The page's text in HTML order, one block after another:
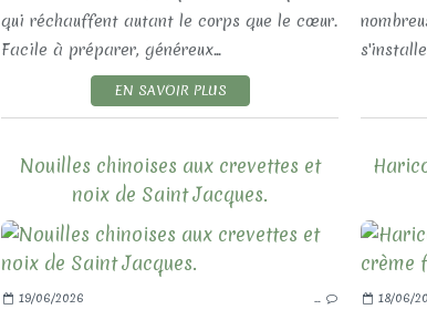
qui réchauffent autant le corps que le cœur.
Facile à préparer, généreux...
EN SAVOIR PLUS
Nouilles chinoises aux crevettes et
noix de Saint Jacques.
19/06/2026 … 18/06/